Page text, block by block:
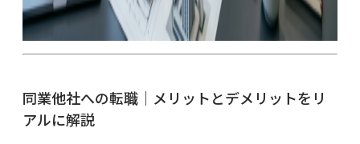
同業他社への転職｜メリットとデメリットをリ
アルに解説